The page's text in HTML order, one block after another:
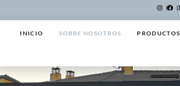
INICIO SOBRE NOSOTROS PRODUCTOS